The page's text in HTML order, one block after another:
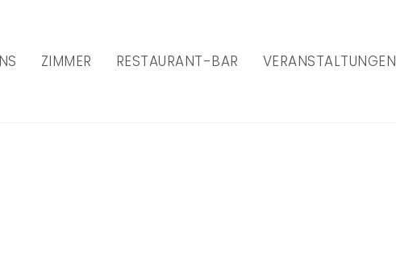
ZIMMER RESTAURANT-BAR VERANSTALTUNGEN